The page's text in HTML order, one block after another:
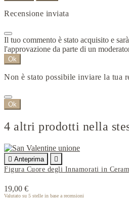
Recensione inviata
Il tuo commento è stato acquisito e
l'approvazione da parte di un
Ok
Non è stato possibile inviare la tua
Ok
4 altri prodotti nella
 Anteprima

Figura Cuore degli Innamorati in
19,00 €
Valutato su 5 stelle in base a recensioni